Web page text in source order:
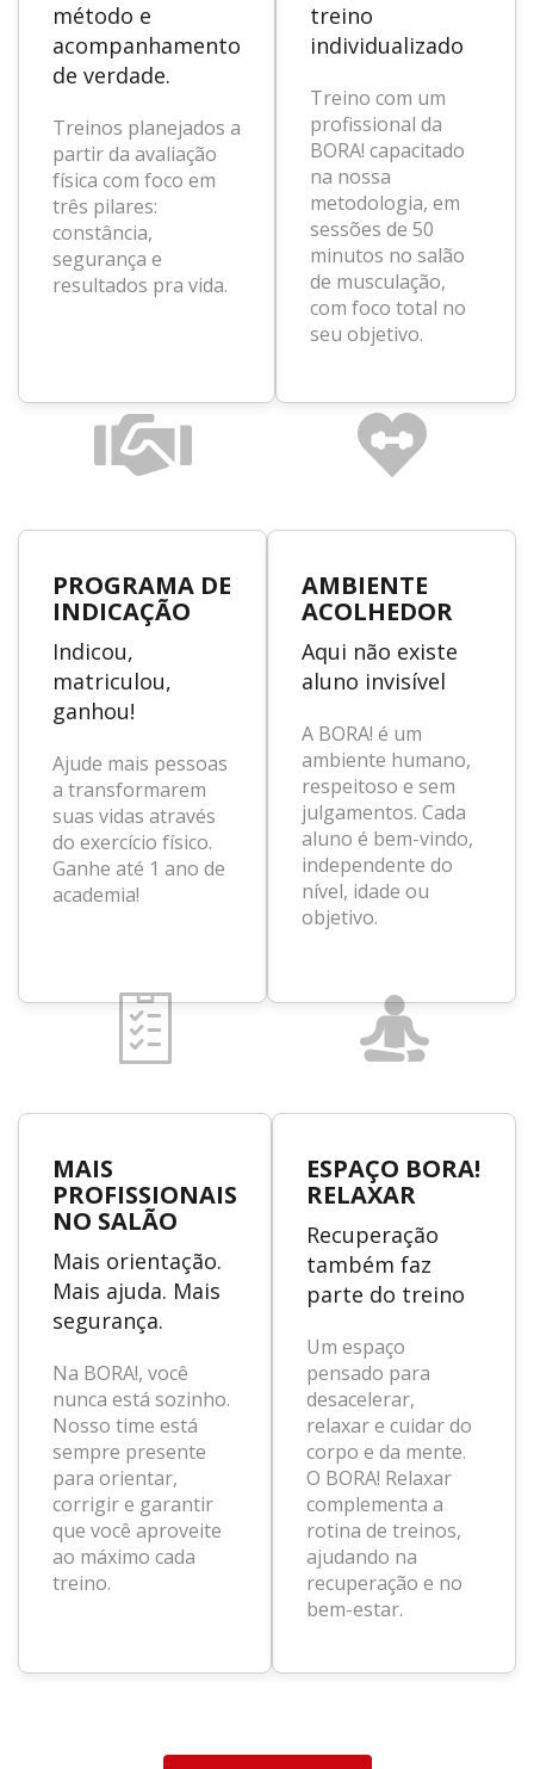
método e
acompanhamento
de verdade.
Treinos planejados a
partir da avaliação
física com foco em
três pilares:
constância,
segurança e
resultados pra vida.
treino
individualizado
Treino com um
profissional da
BORA! capacitado
na nossa
metodologia, em
sessões de 50
minutos no salão
de musculação,
com foco total no
seu objetivo.
PROGRAMA DE
INDICAÇÃO
Indicou,
matriculou,
ganhou!
Ajude mais pessoas
a transformarem
suas vidas através
do exercício físico.
Ganhe até 1 ano de
academia!
AMBIENTE
ACOLHEDOR
Aqui não existe
aluno invisível
A BORA! é um
ambiente humano,
respeitoso e sem
julgamentos. Cada
aluno é bem-vindo,
independente do
nível, idade ou
objetivo.
MAIS
PROFISSIONAIS
NO SALÃO
Mais orientação.
Mais ajuda. Mais
segurança.
Na BORA!, você
nunca está sozinho.
Nosso time está
sempre presente
para orientar,
corrigir e garantir
que você aproveite
ao máximo cada
treino.
ESPAÇO BORA!
RELAXAR
Recuperação
também faz
parte do treino
Um espaço
pensado para
desacelerar,
relaxar e cuidar do
corpo e da mente.
O BORA! Relaxar
complementa a
rotina de treinos,
ajudando na
recuperação e no
bem-estar.